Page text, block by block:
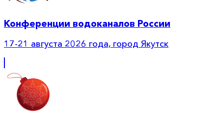
Конференции водоканалов России
17-21 августа 2026 года, город Якутск